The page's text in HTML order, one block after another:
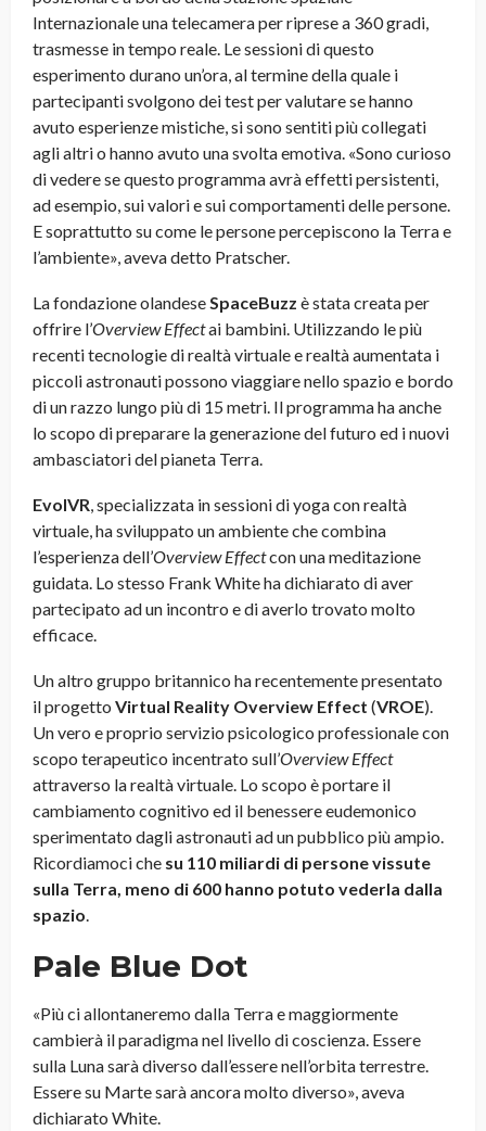
Internazionale una telecamera per riprese a 360 gradi,
trasmesse in tempo reale. Le sessioni di questo
esperimento durano un’ora, al termine della quale i
partecipanti svolgono dei test per valutare se hanno
avuto esperienze mistiche, si sono sentiti più collegati
agli altri o hanno avuto una svolta emotiva. «Sono curioso
di vedere se questo programma avrà effetti persistenti,
ad esempio, sui valori e sui comportamenti delle persone.
E soprattutto su come le persone percepiscono la Terra e
l’ambiente», aveva detto Pratscher.
La fondazione olandese SpaceBuzz è stata creata per
offrire l’Overview Effectai bambini. Utilizzando le più
recenti tecnologie di realtà virtuale e realtà aumentata i
piccoli astronauti possono viaggiare nello spazio e bordo
di un razzo lungo più di 15 metri. Il programma ha anche
lo scopo di preparare la generazione del futuro ed i nuovi
ambasciatori del pianeta Terra.
EvolVR , specializzata in sessioni di yoga con realtà
virtuale, ha sviluppato un ambiente che combina
l’esperienza dell’Overview Effectcon una meditazione
guidata. Lo stesso Frank White ha dichiarato di aver
partecipato ad un incontro e di averlo trovato molto
efficace.
Un altro gruppo britannico ha recentemente presentato
il progetto Virtual Reality Overview Effect (VROE).
Un vero e proprio servizio psicologico professionale con
scopo terapeutico incentrato sull’Overview Effect
attraverso la realtà virtuale. Lo scopo è portare il
cambiamento cognitivo ed il benessere eudemonico
sperimentato dagli astronauti ad un pubblico più ampio.
Ricordiamoci che su 110 miliardi di persone vissute
sulla Terra, meno di 600 hanno potuto vederla dalla
spazio
Pale Blue Dot
«Più ci allontaneremo dalla Terra e maggiormente
cambierà il paradigma nel livello di coscienza. Essere
sulla Luna sarà diverso dall’essere nell’orbita terrestre.
Essere su Marte sarà ancora molto diverso», aveva
dichiarato White.